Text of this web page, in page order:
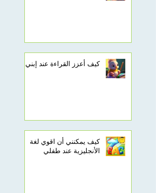
كيف أعزز القراءة عند إبني
كيف يمكنني أن اقوي لغة
الأنجليزية عند طفلي